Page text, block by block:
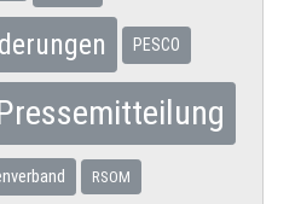
PESCO
RSOM